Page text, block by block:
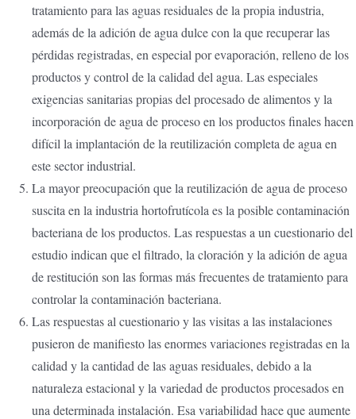
tratamiento para las aguas residuales de la propia industria,
además de la adición de agua dulce con la que recuperar las
pérdidas registradas, en especial por evaporación, relleno de los
productos y control de la calidad del agua. Las especiales
exigencias sanitarias propias del procesado de alimentos y la
incorporación de agua de proceso en los productos finales hacen
difícil la implantación de la reutilización completa de agua en
este sector industrial.
La mayor preocupación que la reutilización de agua de proceso
suscita en la industria hortofrutícola es la posible contaminación
bacteriana de los productos. Las respuestas a un cuestionario del
estudio indican que el filtrado, la cloración y la adición de agua
de restitución son las formas más frecuentes de tratamiento para
controlar la contaminación bacteriana.
Las respuestas al cuestionario y las visitas a las instalaciones
pusieron de manifiesto las enormes variaciones registradas en la
calidad y la cantidad de las aguas residuales, debido a la
naturaleza estacional y la variedad de productos procesados en
una determinada instalación. Esa variabilidad hace que aumente